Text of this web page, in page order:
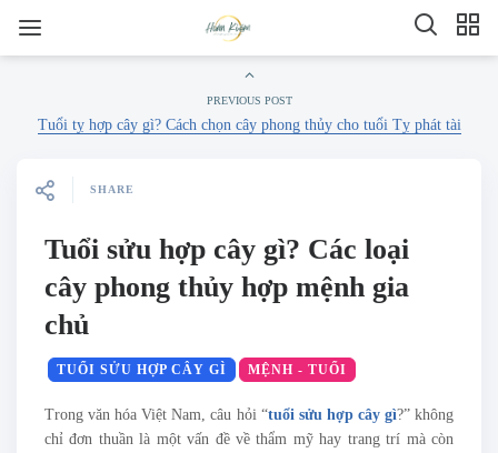
PREVIOUS POST
Tuổi tỵ hợp cây gì? Cách chọn cây phong thủy cho tuổi Tỵ phát tài
SHARE
Tuổi sửu hợp cây gì? Các loại
cây phong thủy hợp mệnh gia
chủ
TUỔI SỬU HỢP CÂY GÌ MỆNH - TUỔI
Trong văn hóa Việt Nam, câu hỏi “tuổi sửu hợp cây gì?” không
chỉ đơn thuần là một vấn đề về thẩm mỹ hay trang trí mà còn